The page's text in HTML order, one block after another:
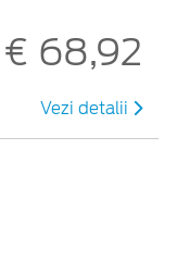
€ 68,92
Vezi detalii